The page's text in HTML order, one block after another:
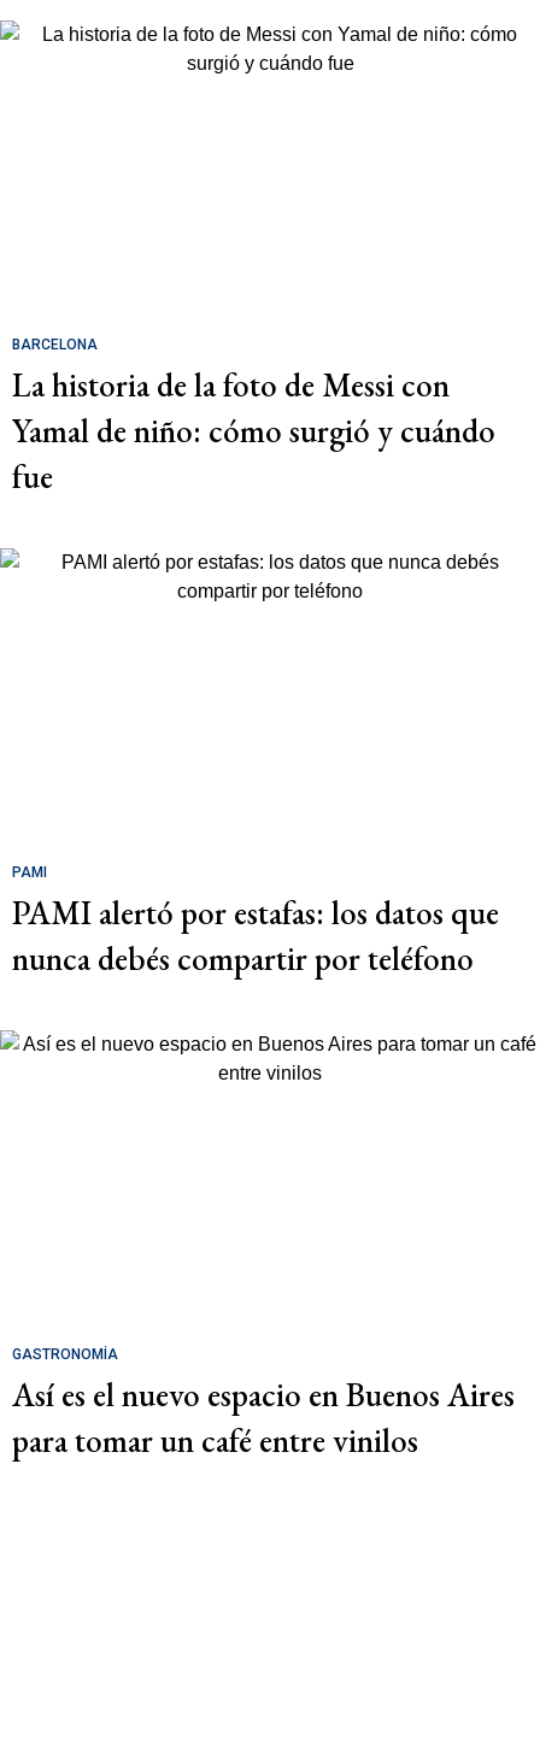
BARCELONA
La historia de la foto de Messi con
Yamal de niño: cómo surgió y cuándo
fue
PAMI
PAMI alertó por estafas: los datos que
nunca debés compartir por teléfono
GASTRONOMÍA
Así es el nuevo espacio en Buenos Aires
para tomar un café entre vinilos